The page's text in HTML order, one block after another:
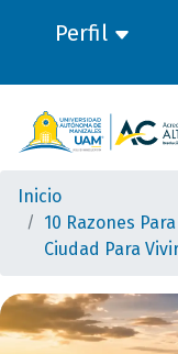
Perfil
Inicio
10 Razones
Ciudad Para